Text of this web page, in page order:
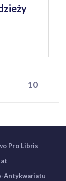
10
Pro Libris
Antykwariatu